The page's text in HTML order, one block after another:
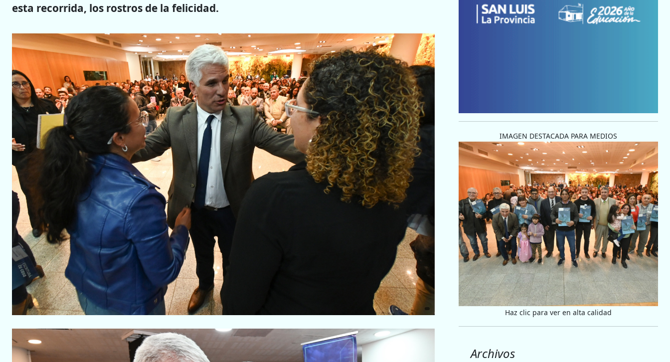
esta recorrida, los rostros de la felicidad.
IMAGEN DESTACADA PARA MEDIOS
Haz clic para ver en alta calidad
Archivos